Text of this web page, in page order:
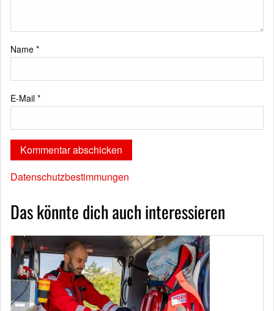
Name *
E-Mail *
Datenschutzbestimmungen
Das könnte dich auch interessieren